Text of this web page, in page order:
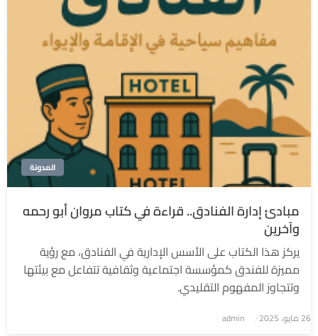
المدونة
مبادئ إدارة الفنادق.. قراءة في كتاب مروان أبو رحمه
وآخرين
يركز هذا الكتاب على الأسس الإدارية في الفنادق، مع رؤية
مميزة للفندق كمؤسسة اجتماعية وثقافية تتفاعل مع بيئتها
وتتجاوز المفهوم التقليدي.
نُشر
26 مايو، 2025 admin